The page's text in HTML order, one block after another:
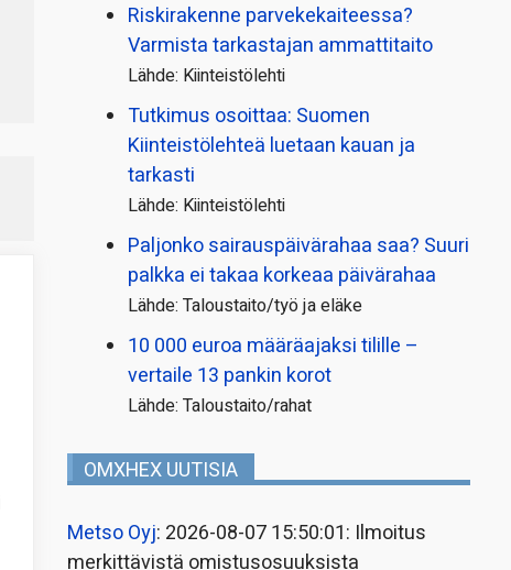
Riskirakenne parvekekaiteessa?
Varmista tarkastajan ammattitaito
Lähde: Kiinteistölehti
Tutkimus osoittaa: Suomen
Kiinteistölehteä luetaan kauan ja
tarkasti
Lähde: Kiinteistölehti
Paljonko sairauspäivä­rahaa saa? Suuri
palkka ei takaa korkeaa päivärahaa
Lähde: Taloustaito/työ ja eläke
10 000 euroa määräajaksi tilille –
vertaile 13 pankin korot
Lähde: Taloustaito/rahat
OMXHEX UUTISIA
Metso Oyj: 2026-08-07 15:50:01: Ilmoitus
merkittävistä omistusosuuksista